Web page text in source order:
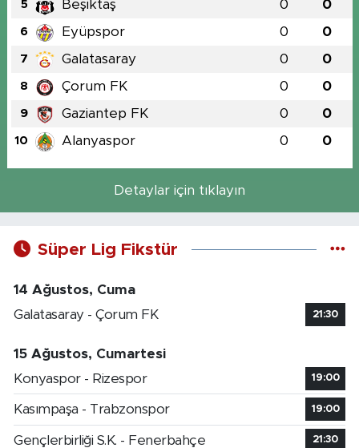
5 Beşiktaş 0 0
6 Eyüpspor 0 0
7 Galatasaray 0 0
8 Çorum FK 0 0
9 Gaziantep FK 0 0
10 Alanyaspor 0 0
Detaylar için tıklayın
Süper Lig Fikstür
14 Ağustos, Cuma
Galatasaray - Çorum FK
21:30
15 Ağustos, Cumartesi
Konyaspor - Rizespor
19:00
Kasımpaşa - Trabzonspor 19:00
Gençlerbirliği S.K. - Fenerbahçe 21:30